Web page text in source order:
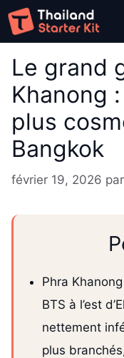
Aller
au
contenu
Le grand
Khanong
plus
Bangkok
février 19, 2026 par
Phra
BTS à l’est
nettement
plus